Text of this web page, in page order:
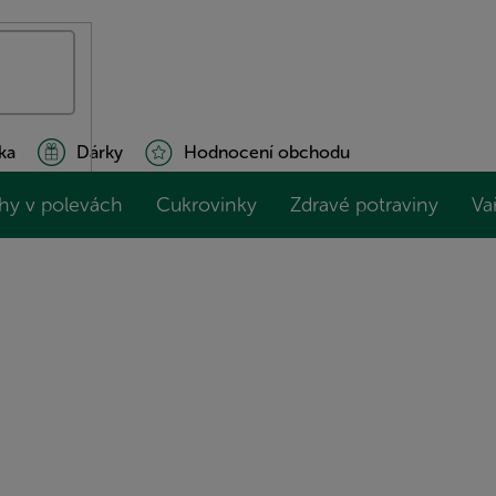
Dárky Hodnocení obchodu
v polevách Cukrovinky Zdravé potraviny